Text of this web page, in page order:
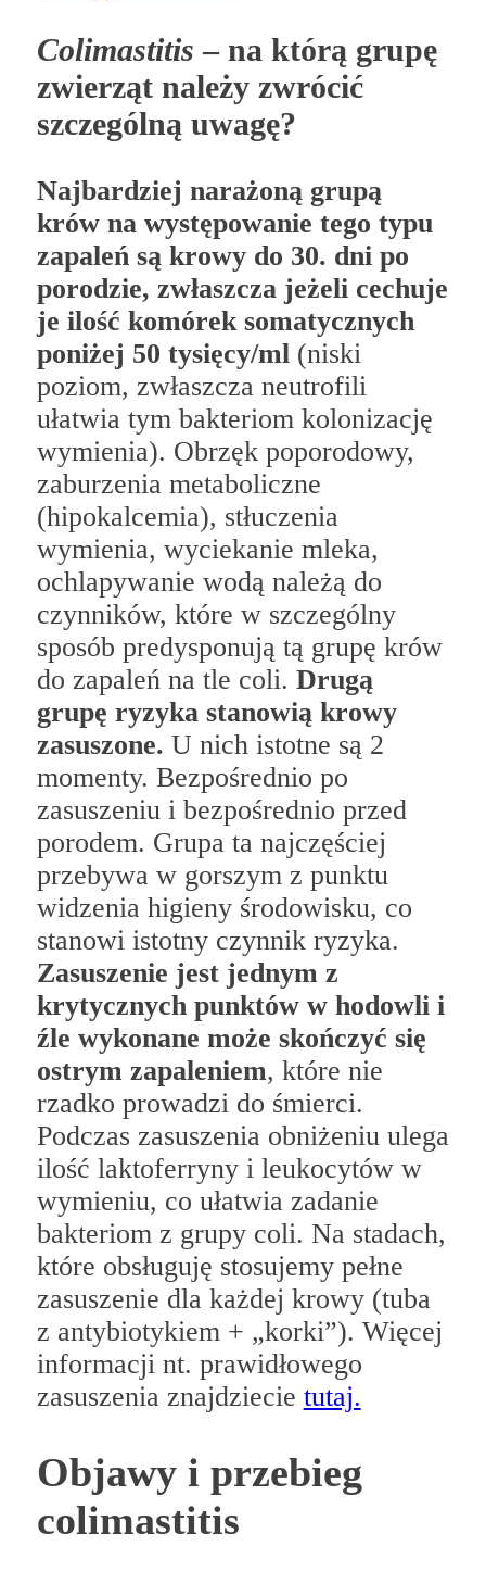
Colimastitis– na którą grupę
zwierząt należy zwrócić
szczególną uwagę?
Najbardziej narażoną grupą
krów na występowanie tego typu
zapaleń są krowy do 30. dni po
porodzie, zwłaszcza jeżeli cechuje
je ilość komórek somatycznych
poniżej 50 tysięcy/ml(niski
poziom, zwłaszcza neutrofili
ułatwia tym bakteriom kolonizację
wymienia). Obrzęk poporodowy,
zaburzenia metaboliczne
(hipokalcemia), stłuczenia
wymienia, wyciekanie mleka,
ochlapywanie wodą należą do
czynników, które w szczególny
sposób predysponują tą grupę krów
do zapaleń na tle coli. Drugą
grupę ryzyka stanowią krowy
zasuszone. U nich istotne są 2
momenty. Bezpośrednio po
zasuszeniu i bezpośrednio przed
porodem. Grupa ta najczęściej
przebywa w gorszym z punktu
widzenia higieny środowisku, co
stanowi istotny czynnik ryzyka.
Zasuszenie jest jednym z
krytycznych punktów w hodowli i
źle wykonane może skończyć się
ostrym zapaleniem, które nie
rzadko prowadzi do śmierci.
Podczas zasuszenia obniżeniu ulega
ilość laktoferryny i leukocytów w
wymieniu, co ułatwia zadanie
bakteriom z grupy coli. Na stadach,
które obsługuję stosujemy pełne
zasuszenie dla każdej krowy (tuba
z antybiotykiem + „korki”). Więcej
informacji nt. prawidłowego
zasuszenia znajdziecie tutaj.
Objawy i przebieg
colimastitis